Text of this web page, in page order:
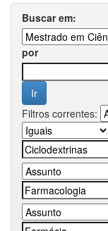
Buscar em:
por
Filtros correntes: